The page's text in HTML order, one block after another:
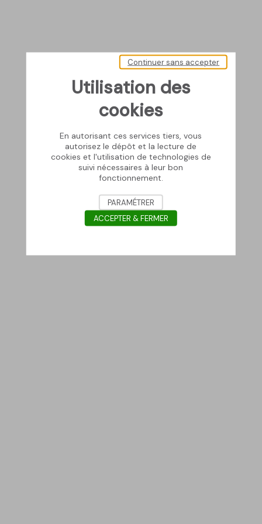
Utilisation des
cookies
En autorisant ces services tiers, vous
autorisez le dépôt et la lecture de
cookies et l'utilisation de technologies de
suivi nécessaires à leur bon
fonctionnement.
Continuer sans accepter
PARAMÉTRER
ACCEPTER & FERMER